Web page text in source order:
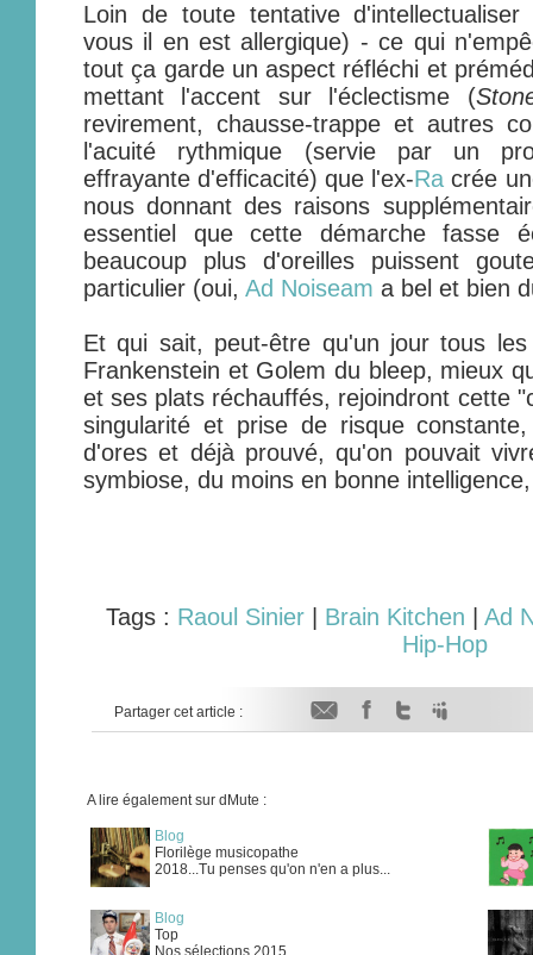
Loin de toute tentative
vous il en est allergique) - ce qui
tout ça garde un aspect réfléchi et
mettant l'accent sur l'éclectisme (
revirement, chausse-trappe et autres
l'acuité rythmique (servie par un
effrayante d'efficacité) que l'ex-Ra crée
nous donnant des raisons
essentiel que cette démarche fasse
beaucoup plus d'oreilles puissent
particulier (oui, Ad Noiseam a bel et bien
Et qui sait, peut-être qu'un jour tous
Frankenstein et Golem du bleep, mieux
et ses plats réchauffés, rejoindront cette
singularité et prise de risque
d'ores et déjà prouvé, qu'on pouvait
symbiose, du moins en bonne
Tags : Raoul Sinier Brain Kitchen
Ad
Hip-Hop
Partager cet article :
A lire également sur dMute :
Blog
Florilège musicopathe
2018...Tu penses qu'on n'en a plus...
Blog
Top
Nos sélections 2015